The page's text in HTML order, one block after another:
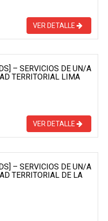
VER DETALLE
– SERVICIOS DE UN/A
TERRITORIAL LIMA
VER DETALLE
– SERVICIOS DE UN/A
TERRITORIAL DE LA